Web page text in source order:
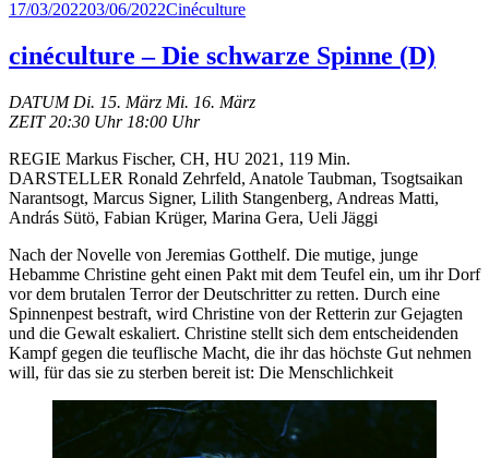
Veröffentlicht
17/03/202203/06/2022Kategorien
Cinéculture
cinéculture – Die schwarze Spinne (D)
DATUM Di. 15. März Mi. 16. März
ZEIT 20:30 Uhr 18:00 Uhr
REGIE Markus Fischer, CH, HU 2021, 119 Min.
DARSTELLER Ronald Zehrfeld, Anatole Taubman, Tsogtsaikan
Narantsogt, Marcus Signer, Lilith Stangenberg, Andreas Matti,
András Sütö, Fabian Krüger, Marina Gera, Ueli Jäggi
Nach der Novelle von Jeremias Gotthelf. Die mutige, junge
Hebamme Christine geht einen Pakt mit dem Teufel ein, um ihr Dorf
vor dem brutalen Terror der Deutschritter zu retten. Durch eine
Spinnenpest bestraft, wird Christine von der Retterin zur Gejagten
und die Gewalt eskaliert. Christine stellt sich dem entscheidenden
Kampf gegen die teuflische Macht, die ihr das höchste Gut nehmen
will, für das sie zu sterben bereit ist: Die Menschlichkeit